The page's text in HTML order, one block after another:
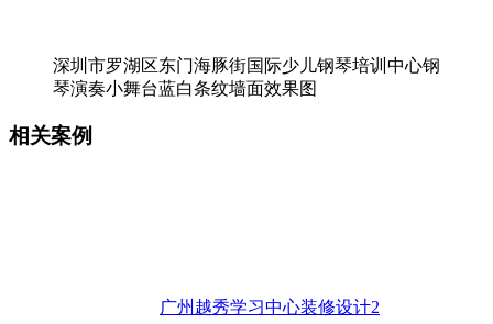
深圳市罗湖区东门海豚街国际少儿钢琴培训中心钢
琴演奏小舞台蓝白条纹墙面效果图
相关案例
广州越秀学习中心装修设计2